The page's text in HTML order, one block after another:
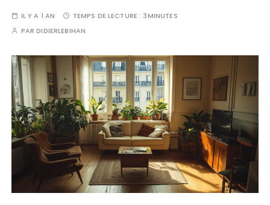
IL Y A 1 AN TEMPS DE LECTURE : 3MINUTES
PARDIDIERLEBIHAN